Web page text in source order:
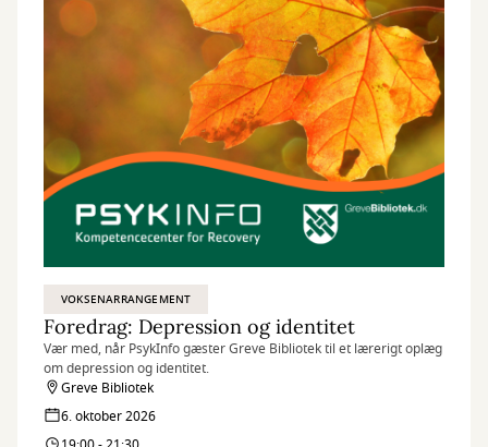
VOKSENARRANGEMENT
Foredrag: Depression og identitet
Vær med, når PsykInfo gæster Greve Bibliotek til et lærerigt oplæg
om depression og identitet.
Greve Bibliotek
6. oktober 2026